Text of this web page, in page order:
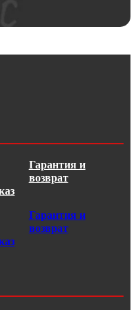
Гарантия и
возврат
Гарантия и
возврат